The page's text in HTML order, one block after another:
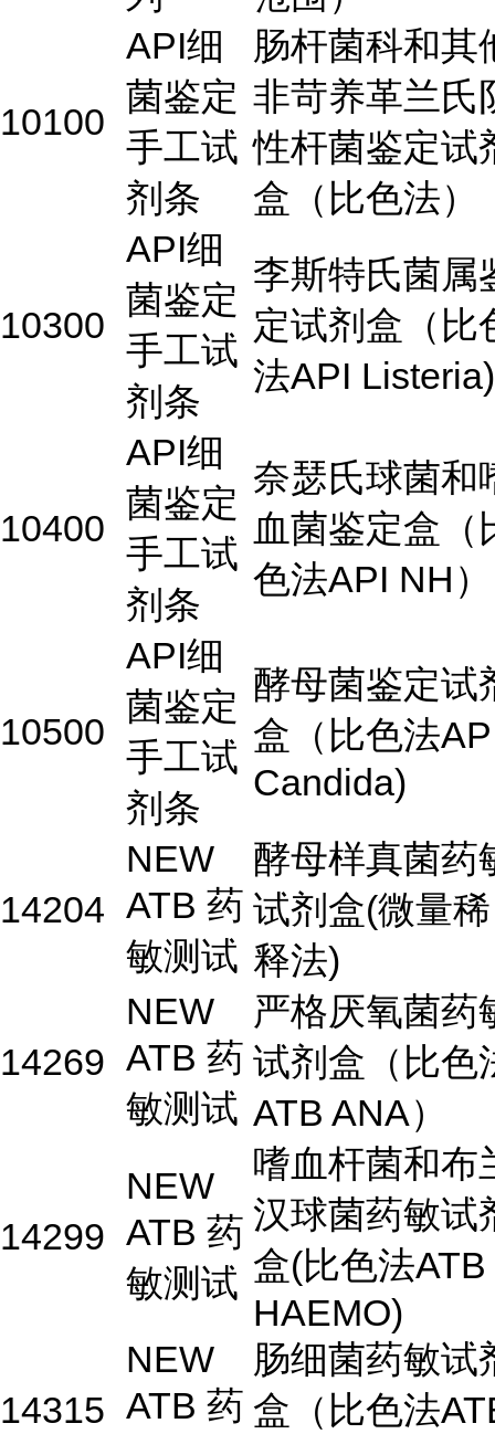
10100
API细
菌鉴定
手工试
剂条
肠杆菌科和其
非苛养革兰氏
性杆菌鉴定试
盒（比色法）
10300
API细
菌鉴定
手工试
剂条
李斯特氏菌属
定试剂盒（比
法API Listeria)
10400
API细
菌鉴定
手工试
剂条
奈瑟氏球菌和
血菌鉴定盒（
色法API NH）
10500
API细
菌鉴定
手工试
剂条
酵母菌鉴定试
盒（比色法
Candida)
14204
NEW
ATB 药
敏测试
酵母样真菌药
试剂盒(微量稀
释法)
14269
NEW
ATB 药
敏测试
严格厌氧菌药
试剂盒（比色
ATB ANA）
14299
NEW
ATB 药
敏测试
嗜血杆菌和布
汉球菌药敏试
盒(比色法ATB
HAEMO)
14315
NEW
ATB 药
肠细菌药敏试
盒（比色法